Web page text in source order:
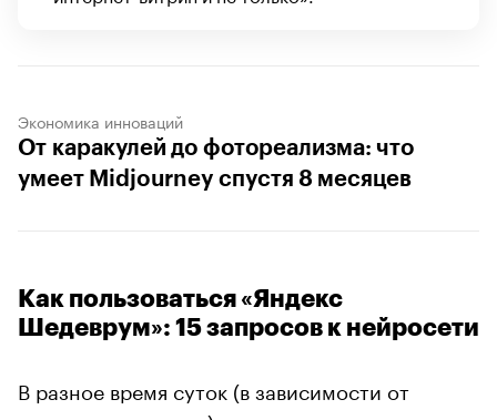
Экономика инноваций
От каракулей до фотореализма: что
умеет Midjourney спустя 8 месяцев
Как пользоваться «Яндекс
Шедеврум»: 15 запросов к нейросети
В разное время суток (в зависимости от